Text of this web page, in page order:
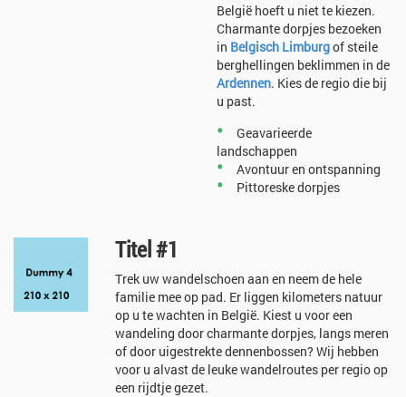
België hoeft u niet te kiezen.
Charmante dorpjes bezoeken
in Belgisch Limburgof steile
berghellingen beklimmen in de
Ardennen. Kies de regio die bij
u past.
•
Geavarieerde
landschappen
• Avontuur en ontspanning
• Pittoreske dorpjes
Titel #1
Trek uw wandelschoen aan en neem de hele
familie mee op pad. Er liggen kilometers natuur
op u te wachten in België. Kiest u voor een
wandeling door charmante dorpjes, langs meren
of door uigestrekte dennenbossen? Wij hebben
voor u alvast de leuke wandelroutes per regio op
een rijdtje gezet.